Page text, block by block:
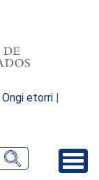
Ongi etorri |